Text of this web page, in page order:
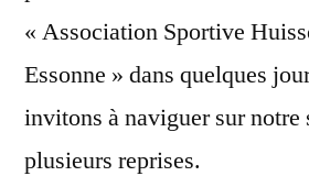
« Association Sportive
Essonne » dans quelques
invitons à naviguer sur notre
plusieurs reprises.